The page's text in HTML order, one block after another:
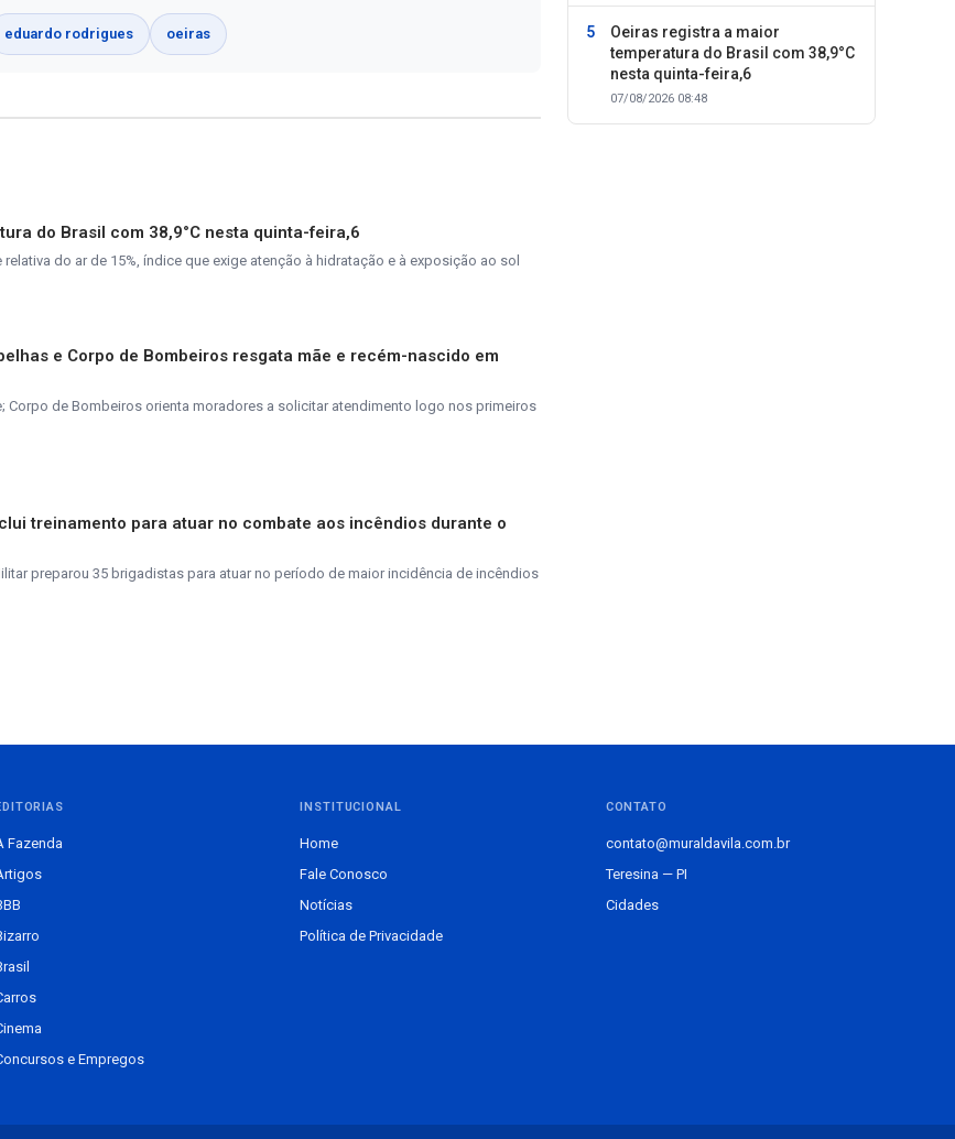
eduardo rodrigues oeiras
do Brasil com 38,9°C nesta quinta-feira,6
do ar de 15%, índice que exige atenção à hidratação e à exposição ao sol
e Corpo de Bombeiros resgata mãe e recém-nascido em
Corpo de Bombeiros orienta moradores a solicitar atendimento logo nos primeiros
treinamento para atuar no combate aos incêndios durante o
preparou 35 brigadistas para atuar no período de maior incidência de incêndios
Oeiras registra a maior
temperatura do Brasil com 38,9°C
nesta quinta-feira,6
07/08/2026 08:48
Fazenda
e Empregos
INSTITUCIONAL
Home
Fale Conosco
Notícias
Política de Privacidade
CONTATO
contato@muraldavila.com.br
Teresina — PI
Cidades